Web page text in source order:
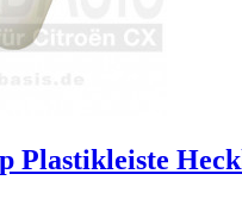
Plastikleiste